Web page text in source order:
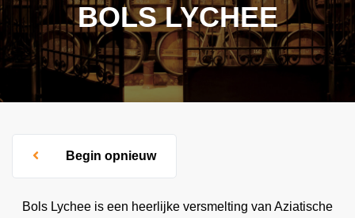
BOLS LYCHEE
Begin opnieuw
Bols Lychee is een heerlijke versmelting van Aziatische